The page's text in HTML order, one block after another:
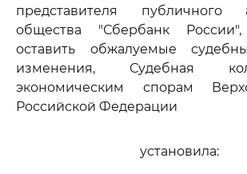
представителя публичного
общества "Сбербанк
оставить обжалуемые
изменения, Судебная
экономическим спорам
Российской Федерации
установила: